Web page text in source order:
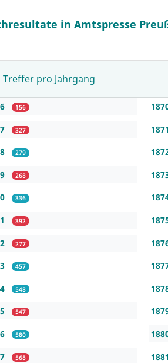
in Amtspresse
Treffer pro Jahrgang
156
327
279
268
336
392
277
457
548
547
580
568
1871
1881